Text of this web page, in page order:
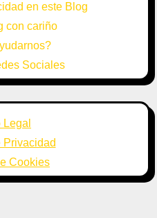
en este Blog
con cariño
Sociales
Privacidad
Cookies